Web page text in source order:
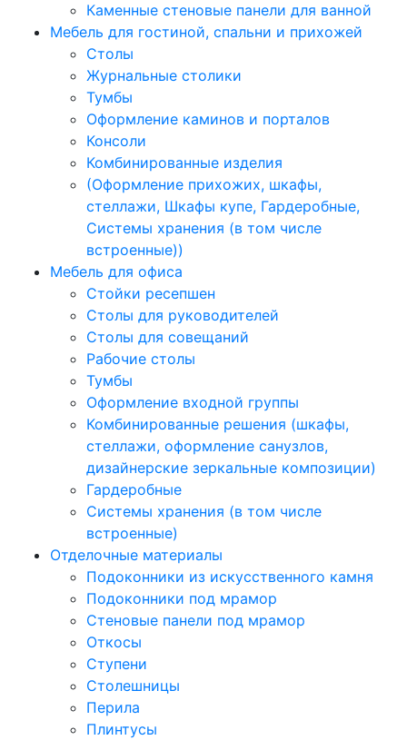
Каменные стеновые панели для ванной
Мебель для гостиной, спальни и прихожей
Столы
Журнальные столики
Тумбы
Оформление каминов и порталов
Консоли
Комбинированные изделия
(Оформление прихожих, шкафы,
стеллажи, Шкафы купе, Гардеробные,
Системы хранения (в том числе
встроенные))
Мебель для офиса
Стойки ресепшен
Столы для руководителей
Столы для совещаний
Рабочие столы
Тумбы
Оформление входной группы
Комбинированные решения (шкафы,
стеллажи, оформление санузлов,
дизайнерские зеркальные композиции)
Гардеробные
Системы хранения (в том числе
встроенные)
Отделочные материалы
Подоконники из искусственного камня
Подоконники под мрамор
Стеновые панели под мрамор
Откосы
Ступени
Столешницы
Перила
Плинтусы